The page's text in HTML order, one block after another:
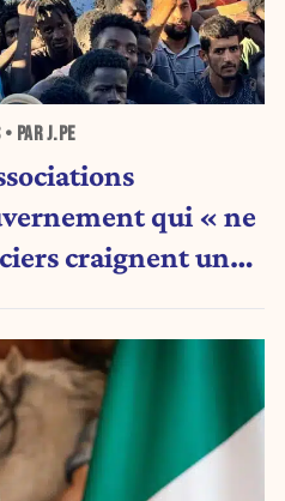
• PAR J.PE
qui « ne
craignent une